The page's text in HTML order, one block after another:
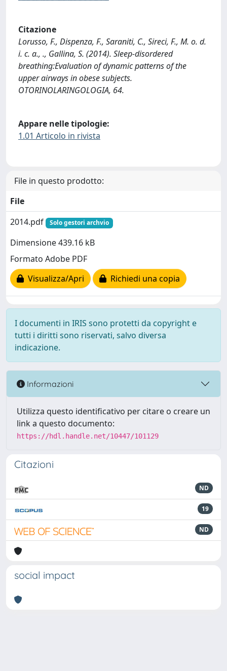
Citazione
Lorusso, F., Dispenza, F., Saraniti, C., Sireci, F., M. o. d.
i. c. a., ., Gallina, S. (2014). Sleep-disordered
breathing:Evaluation of dynamic patterns of the
upper airways in obese subjects.
OTORINOLARINGOLOGIA, 64.
Appare nelle tipologie:
1.01 Articolo in rivista
File in questo prodotto:
File
2014.pdf
Solo gestori archvio
Dimensione 439.16 kB
Formato Adobe PDF
Visualizza/Apri
Richiedi una copia
I documenti in IRIS sono protetti da copyright e
tutti i diritti sono riservati, salvo diversa
indicazione.
Informazioni
Utilizza questo identificativo per citare o creare un
link a questo documento:
https://hdl.handle.net/10447/101129
Citazioni
ND
19
ND
social impact